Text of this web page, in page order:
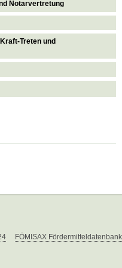
Notarvertretung
Treten und
FÖMISAX Fördermitteldatenbank